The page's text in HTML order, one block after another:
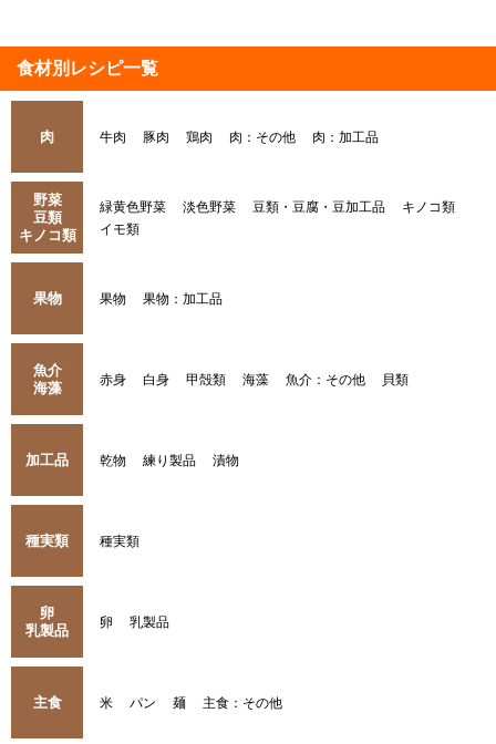
食材別レシピ一覧
肉 牛肉 豚肉 鶏肉 肉：その他 肉：加工品
野菜
豆類
キノコ類
緑黄色野菜 淡色野菜 豆類・豆腐・豆加工品
キノコ類
イモ類
果物 果物 果物：加工品
魚介
海藻
赤身 白身 甲殻類 海藻 魚介：その他 貝類
加工品 乾物 練り製品 漬物
種実類 種実類
卵
乳製品
卵 乳製品
主食 米 パン 麺 主食：その他